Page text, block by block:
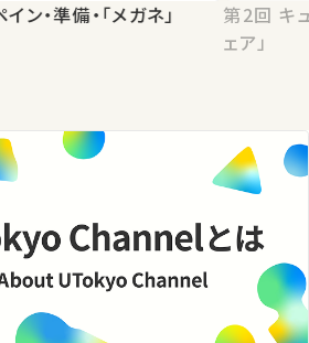
スペイン・準備・「メガネ」
第2回 キューバ・外来語・「スポーツウ
ェア」